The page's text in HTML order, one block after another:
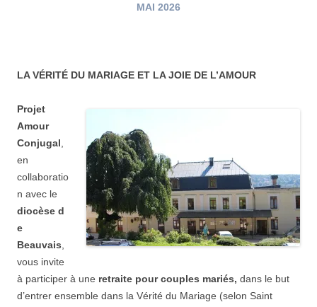
MAI 2026
LA VÉRITÉ DU MARIAGE ET LA JOIE DE L’AMOUR
Projet
Amour
Conjugal
en
collaboratio
n avec le
diocèse d
e
Beauvais
vous invite
à participer à une retraite pour couples mariés, dans le but
d’entrer ensemble dans la Vérité du Mariage (selon Saint